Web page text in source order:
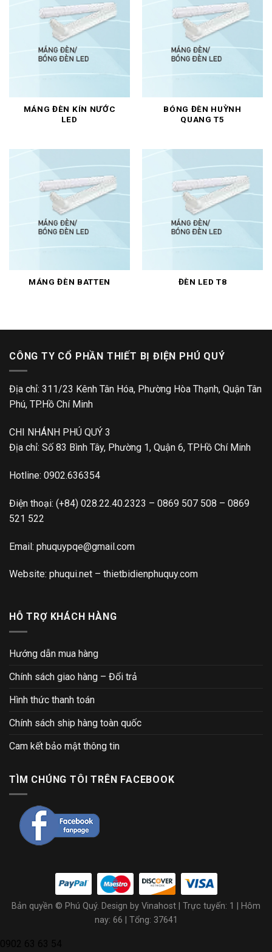
MÁNG ĐÈN KÍN NƯỚC
LED
BÓNG ĐÈN HUỲNH
QUANG T5
MÁNG ĐÈN BATTEN ĐÈN LED T8
CÔNG TY CỔ PHẦN THIẾT BỊ ĐIỆN PHÚ QUÝ
Địa chỉ: 311/23 Kênh Tân Hóa, Phường Hòa Thạnh, Quận Tân
Phú, TP.Hồ Chí Minh
CHI NHÁNH PHÚ QUÝ 3
Địa chỉ: Số 83 Bình Tây, Phường 1, Quận 6, TP.Hồ Chí Minh
Hotline: 0902.636354
Điện thoại: (+84) 028.22.40.2323 – 0869 507 508 – 0869
521 522
Email: phuquypqe@gmail.com
Website: phuqui.net – thietbidienphuquy.com
HỖ TRỢ KHÁCH HÀNG
Hướng dẫn mua hàng
Chính sách giao hàng – Đổi trả
Hình thức thanh toán
Chính sách ship hàng toàn quốc
Cam kết bảo mật thông tin
TÌM CHÚNG TÔI TRÊN FACEBOOK
Bản quyền © Phú Quý. Design by Vinahost
| Trực tuyến: 1 | Hôm
nay: 66 | Tổng: 37641